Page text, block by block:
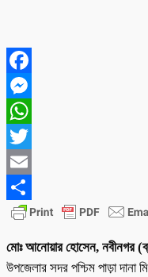
Facebook
Messenger
WhatsApp
Twitter
Email
Share
মোঃ আনোয়ার হোসেন, নবীনগর
উপজেলার সদর পশ্চিম পাড়া